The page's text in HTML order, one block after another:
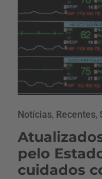
Notícias, Recentes,
pelo
cuidados